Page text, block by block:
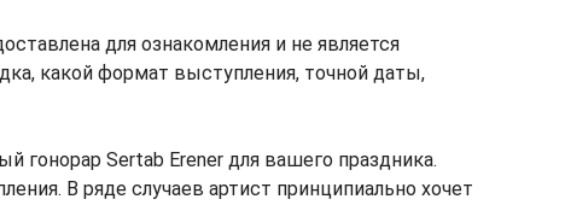
для ознакомления и не является
какой формат выступления, точной даты,
Sertab Erener для вашего праздника.
В ряде случаев артист принципиально хочет